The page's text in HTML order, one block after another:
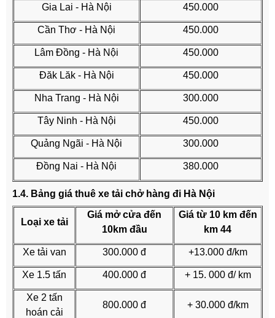
Gia Lai - Hà Nội 450.000
Cần Thơ - Hà Nội 450.000
Lâm Đồng - Hà Nội 450.000
Đăk Lăk - Hà Nội 450.000
Nha Trang - Hà Nội 300.000
Tây Ninh - Hà Nội 450.000
Quảng Ngãi - Hà Nội 300.000
Đồng Nai - Hà Nội 380.000
1.4. Bảng giá thuê xe tải chở hàng đi Hà Nội
Loại xe tải
Giá mở cửa đến
10km đầu
Giá từ 10 km đến
km 44
Xe tải van 300.000 đ +13.000 đ/km
Xe 1.5 tấn 400.000 đ + 15. 000 đ/ km
Xe 2 tấn
hoán cải
800.000 đ + 30.000 đ/km